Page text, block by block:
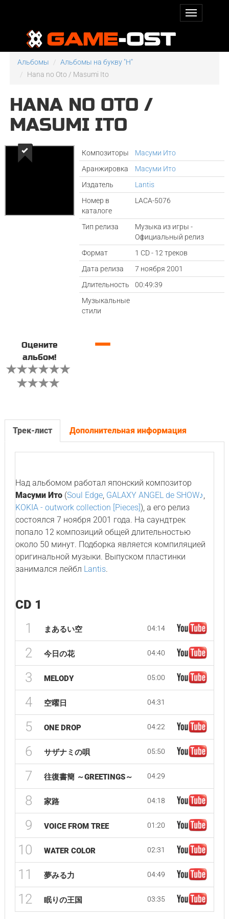
Альбомы
Альбомы на букву "H"
Hana no Oto / Masumi Ito
HANA NO OTO /
MASUMI ITO
Композиторы
Масуми Ито
Аранжировка
Масуми Ито
Издатель
Lantis
Номер в
каталоге
LACA-5076
Тип релиза
Музыка из игры -
Официальный релиз
Формат
1 CD - 12 треков
Дата релиза
7 ноября 2001
Длительность
00:49:39
Музыкальные
стили
Оцените
альбом!
—
Трек-лист Дополнительная информация
Над альбомом работал японский композитор
Масуми Ито(Soul Edge, GALAXY ANGEL de SHOW♪,
KOKIA - outwork collection [Pieces]), а его релиз
состоялся 7 ноября 2001 года. На саундтрек
попало 12 композиций общей длительностью
около 50 минут. Подборка является компиляцией
оригинальной музыки. Выпуском пластинки
занимался лейбл Lantis.
CD 1
1 まあるい空 04:14
2 今日の花 04:40
3 MELODY 05:00
4 空曜日 04:31
5 ONE DROP 04:22
6 サザナミの唄 05:50
7 往復書簡 ～GREETINGS～ 04:29
8 家路 04:18
9 VOICE FROM TREE 01:20
10 WATER COLOR 02:31
11 夢みる力 04:49
12 眠りの王国 03:35